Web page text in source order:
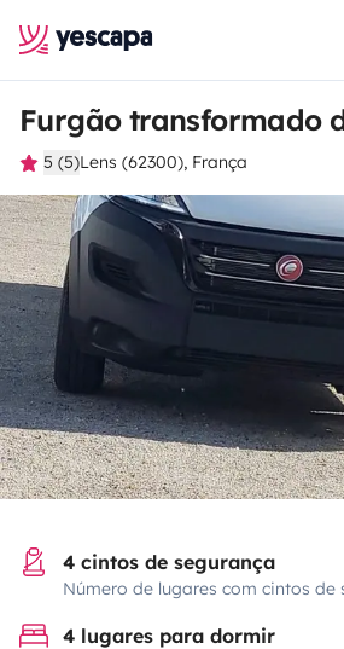
Furgão transformado
5 (5)Lens (62300), França
4 cintos de segurança
Número de lugares com cintos de
4 lugares para dormir